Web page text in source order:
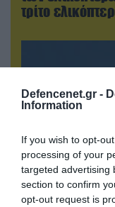
Defencenet.gr -
Information
If you wish to opt-
processing of your
targeted advertising
section to confirm
opt-out request is
τρίτο